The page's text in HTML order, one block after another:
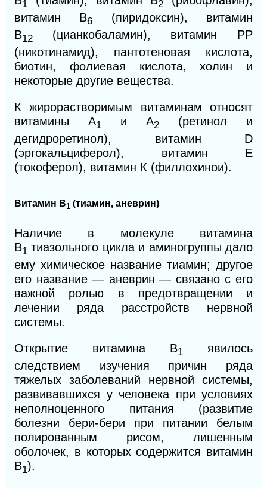
1 2
витамин В6 (пиридоксин), витамин
В12 (цианкобаламин), витамин РР
(никотинамид), пантотеновая кислота,
биотин, фолиевая кислота, холин и
некоторые другие вещества.
К жирорастворимым витаминам относят
витамины A1 и А2 (ретинол и
дегидроретинол), витамин D
(эргокальциферол), витамин Е
(токоферол), витамин К (филлохинои).
Витамин В1 (тиамин, аневрин)
Наличие в молекуле витамина
B1 тиазольного цикла и аминогруппы дало
ему химическое название тиамин; другое
его название — аневрин — связано с его
важной ролью в предотвращении и
лечении ряда расстройств нервной
системы.
Открытие витамина B1 явилось
следствием изучения причин ряда
тяжелых заболеваний нервной системы,
развивавшихся у человека при условиях
неполноценного питания (развитие
болезни бери-бери при питании белым
полированным рисом, лишенным
оболочек, в которых содержится витамин
B1).